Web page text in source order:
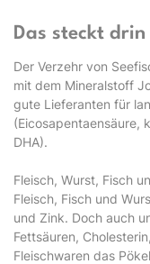
Das steckt drin
Der Verzehr von
mit dem Mineralstoff
gute Lieferanten für
(Eicosapentaensäure,
DHA).
Fleisch, Wurst, Fisch
Fleisch, Fisch und
und Zink. Doch auch
Fettsäuren,
Fleischwaren das